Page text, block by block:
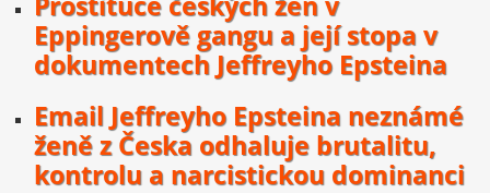
Eppingerově gangu a její stopa v
dokumentech Jeffreyho Epsteina
Email Jeffreyho Epsteina neznámé
ženě z Česka odhaluje brutalitu,
kontrolu a narcistickou dominanci